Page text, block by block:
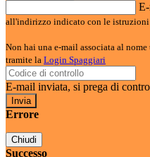
all'indirizzo indicato con le istruzioni
Non hai una e-mail associata al
tramite la Login Spaggiari
E-mail inviata, si prega di
Errore
Chiudi
Successo